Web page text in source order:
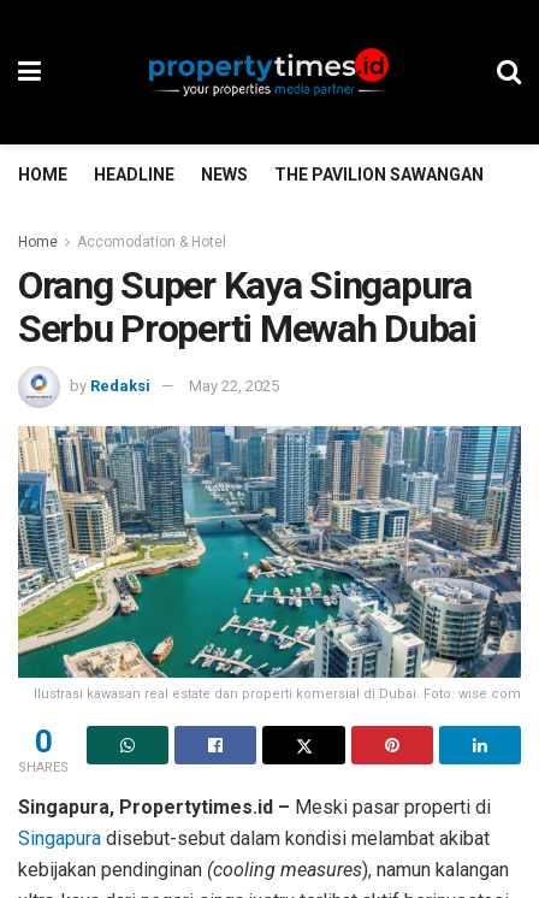
HOME HEADLINE NEWS THE PAVILION SAWANGAN
Home Accomodation & Hotel
Orang Super Kaya Singapura
Serbu Properti Mewah Dubai
by Redaksi May 22, 2025
Ilustrasi kawasan real estate dan properti komersial di Dubai. Foto: wise.com
0
SHARES
Singapura, Propertytimes.id – Meski pasar properti di
Singapura disebut-sebut dalam kondisi melambat akibat
kebijakan pendinginan (cooling measures), namun kalangan